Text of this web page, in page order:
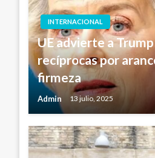
INTERNACIONAL
UE advierte a
recíprocas por
firmeza
Admin 13 julio, 2025